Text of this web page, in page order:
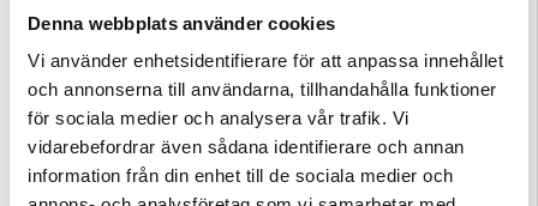
Denna webbplats använder cookies
Vi använder enhetsidentifierare för att anpassa innehållet
och annonserna till användarna, tillhandahålla funktioner
för sociala medier och analysera vår trafik. Vi
vidarebefordrar även sådana identifierare och annan
information från din enhet till de sociala medier och
samtidigt som den är skyddad.
- Dagliga pendlingsresor: Förvara ditt rese- eller bankkort inom räckhåll.
- Livsstil på språng: Växla enkelt mellan trådlös laddning och kortbärande.
- Resa: Bär med dig viktiga saker utan att behöva en skrymmande plånbok.
- Vardaglig användning: Njut av ett tunt, skyddande fodral som framhäver
designen på din iPhone 17 Pro.
Intressanta fakta
MagSafe-kompatibla tillbehör använder exakt inriktade magneter som
säkerställer stabil trådlös laddning och säkra anslutningar till fästen och